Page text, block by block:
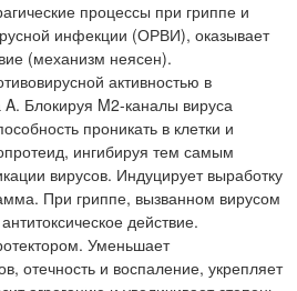
процессы при гриппе и
инфекции (ОРВИ), оказывает
(механизм неясен).
активностью в
Блокируя M2-каналы вируса
проникать в клетки и
ингибируя тем самым
вирусов. Индуцирует выработку
При гриппе, вызванном вирусом
действие.
Уменьшает
отечность и воспаление, укрепляет